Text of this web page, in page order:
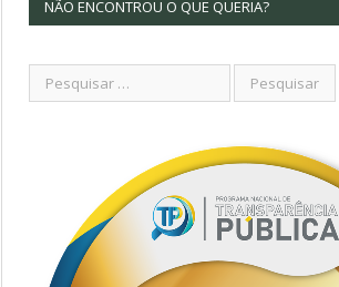
NÃO ENCONTROU O QUE QUERIA?